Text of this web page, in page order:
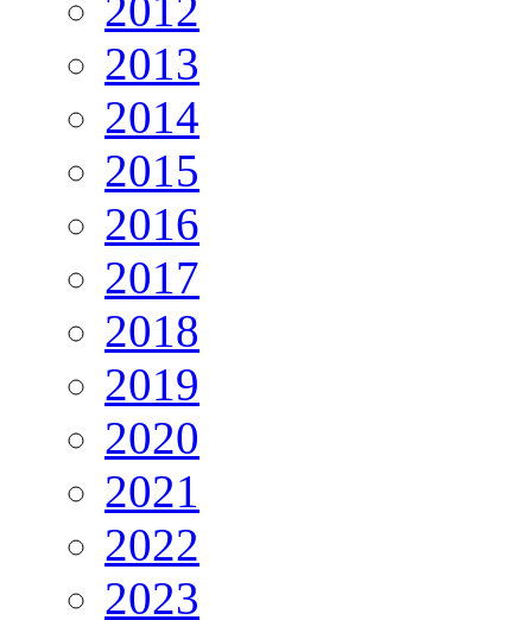
2012
2013
2014
2015
2016
2017
2018
2019
2020
2021
2022
2023